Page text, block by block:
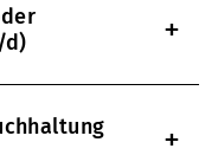
d)
+
+